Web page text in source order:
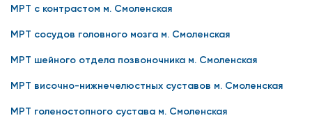
МРТ с контрастом м. Смоленская
МРТ сосудов головного мозга м. Смоленская
МРТ шейного отдела позвоночника м. Смоленская
МРТ височно-нижнечелюстных суставов м. Смоленская
МРТ голеностопного сустава м. Смоленская